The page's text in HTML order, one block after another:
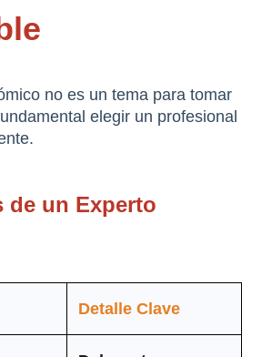
no es un tema para tomar
elegir un profesional
de un Experto
Detalle Clave